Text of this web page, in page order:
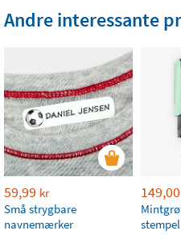
Andre interessante
59,99 kr
Små strygbare
navnemærker
149,00
stempel